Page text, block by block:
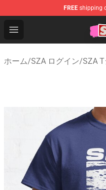
FREE shipping
Open menu
SZA Shop - Official
ホーム/SZA ログイン/SZA